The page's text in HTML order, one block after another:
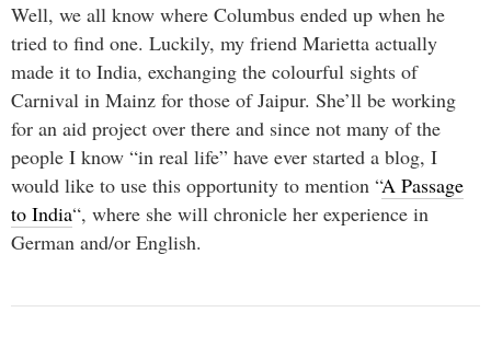
Well, we all know where Columbus ended up when he
tried to find one. Luckily, my friend Marietta actually
made it to India, exchanging the colourful sights of
Carnival in Mainz for those of Jaipur. She’ll be working
for an aid project over there and since not many of the
people I know “in real life” have ever started a blog, I
would like to use this opportunity to mention “A Passage
to India“, where she will chronicle her experience in
German and/or English.